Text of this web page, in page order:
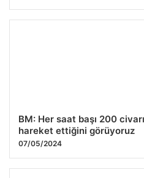
BM: Her saat başı 200
hareket ettiğini görüyoruz
07/05/2024